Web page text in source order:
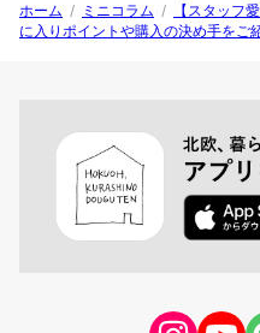
ホーム / ミニコラム /
【スタッフ
に入りポイントや購入の決め手をご